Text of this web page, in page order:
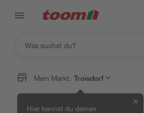
Mein Markt: Troisdorf
Hier kannst du deinen
✕